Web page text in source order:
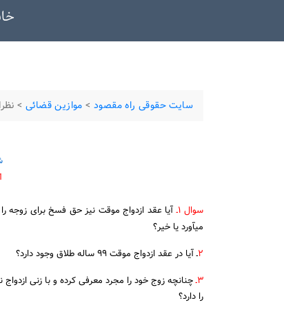
سایت حقوقی راه مقصود > موازین قضائی >
1- حق فسخ
سوال ۱ـ آیا عقد ازدواج موقت نیز حق فسخ برای زوجه
می‎آورد یا خیر؟
۲ـ آیا در عقد ازدواج موقت ۹۹ ساله طلاق وجود دارد؟
۳ـچنانچه زوج خود را مجرد معرفی کرده و با زنی
را دارد؟